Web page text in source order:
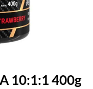
10:1:1 400g